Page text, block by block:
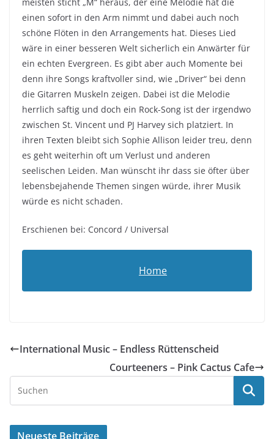
einen sofort in den Arm nimmt und dabei auch noch
schöne Flöten in den Arrangements hat. Dieses Lied
wäre in einer besseren Welt sicherlich ein Anwärter für
ein echten Evergreen. Es gibt aber auch Momente bei
denn ihre Songs kraftvoller sind, wie „Driver“ bei denn
die Gitarren Muskeln zeigen. Dabei ist die Melodie
herrlich saftig und doch ein Rock-Song ist der irgendwo
zwischen St. Vincent und PJ Harvey sich platziert. In
ihren Texten bleibt sich Sophie Allison leider treu, denn
es geht weiterhin oft um Verlust und anderen
seelischen Leiden. Man wünscht ihr dass sie öfter über
lebensbejahende Themen singen würde, ihrer Musik
würde es nicht schaden.
Erschienen bei: Concord / Universal
Home
International Music – Endless Rüttenscheid
Courteeners – Pink Cactus Cafe
Neueste Beiträge